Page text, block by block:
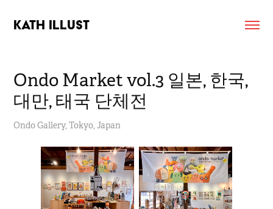
KATH ILLUST
Ondo Market vol.3 일본, 한국,
대만, 태국 단체전
Ondo Gallery, Tokyo, Japan